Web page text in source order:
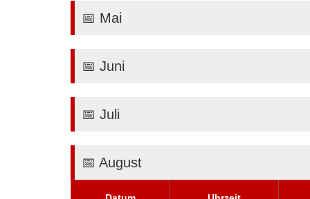
📅 Mai
📅 Juni
📅 Juli
📅 August